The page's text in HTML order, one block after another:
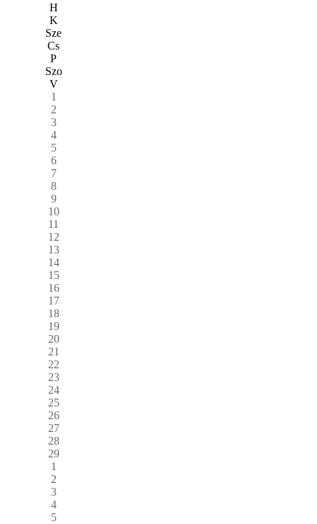
H
K
Sze
Cs
P
Szo
V
1
2
3
4
5
6
7
8
9
10
11
12
13
14
15
16
17
18
19
20
21
22
23
24
25
26
27
28
29
1
2
3
4
5